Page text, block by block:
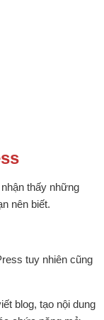
thấy những
nên biết.
tuy nhiên cũng
blog, tạo nội dung